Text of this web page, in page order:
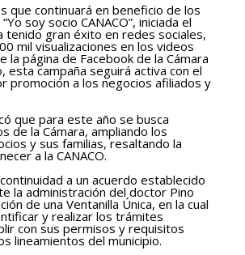
que continuará en beneficio de los
soy socio CANACO”, iniciada el
tenido gran éxito en redes sociales,
mil visualizaciones en los videos
la página de Facebook de la Cámara
esta campaña seguirá activa con el
promoción a los negocios afiliados y
que para este año se busca
de la Cámara, ampliando los
y sus familias, resaltando la
a la CANACO.
a un acuerdo establecido
la administración del doctor Pino
de una Ventanilla Única, en la cual
y realizar los trámites
con sus permisos y requisitos
lineamientos del municipio.